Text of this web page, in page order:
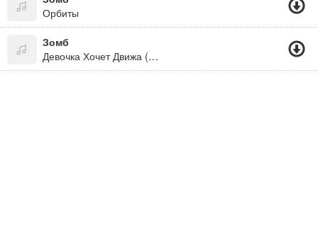
Орбиты
Зомб
Девочка Хочет Движа (Альбомы Русского Рэпа)